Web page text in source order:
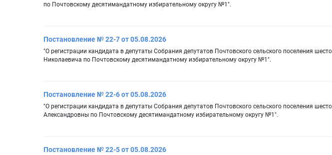
по Почтовскому десятимандатному избирательному округу №1".
Постановление № 22-7 от 05.08.2026
"О регистрации кандидата в депутаты Собрания депутатов Почтовского сельского поселения
Николаевича по Почтовскому десятимандатному избирательному округу №1".
Постановление № 22-6 от 05.08.2026
"О регистрации кандидата в депутаты Собрания депутатов Почтовского сельского поселения
Александровны по Почтовскому десятимандатному избирательному округу №1".
Постановление № 22-5 от 05.08.2026